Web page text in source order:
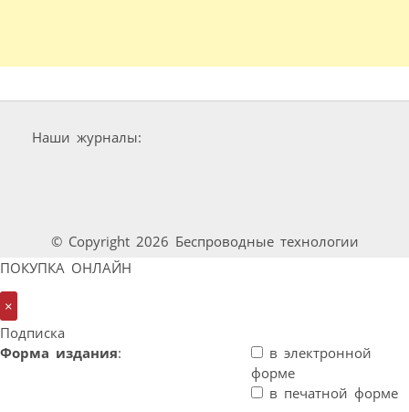
Наши журналы:
© Copyright 2026 Беспроводные технологии
ПОКУПКА ОНЛАЙН
×
Подписка
Форма издания:
в электронной
форме
в печатной форме